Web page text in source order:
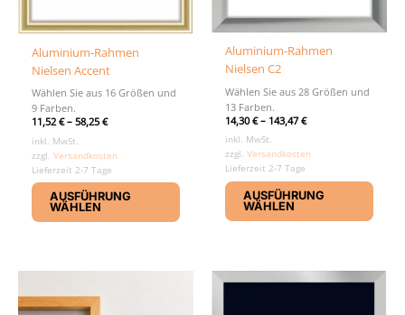
Aluminium-Rahmen
Nielsen Accent
Wählen Sie aus 16 Größen und
9 Farben.
11,52€–58,25€
inkl. MwSt.
zzgl.Versandkosten
Lieferzeit 2-7 Tage
AUSFÜHRUNG
WÄHLEN
Dieses
weist
Aluminium-Rahmen
Nielsen C2
Wählen Sie aus 28 Größen und
13 Farben.
14,30€– 143,47€
inkl. MwSt.
zzgl.Versandkosten
Lieferzeit 2-7 Tage
AUSFÜHRUNG
WÄHLEN
weist
auf.